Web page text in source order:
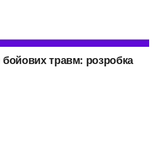
бойових травм: розробка